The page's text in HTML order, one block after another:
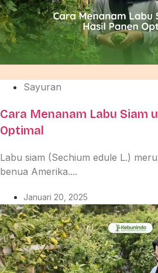
Sayuran
Cara Menanam Labu Siam
Optimal
Labu siam (Sechium edule L.)
benua Amerika....
Januari 20, 2025